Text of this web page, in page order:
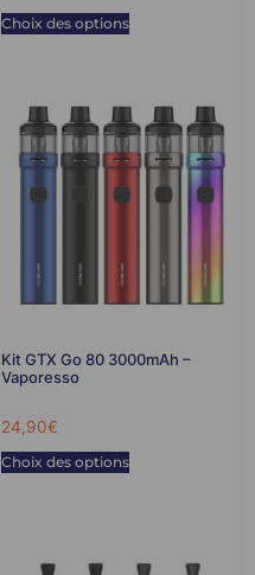
Choix des options
Kit GTX Go 80 3000mAh –
Vaporesso
24,90€
Choix des options